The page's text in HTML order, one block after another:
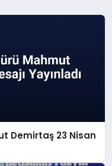
Demirtaş 23 Nisan